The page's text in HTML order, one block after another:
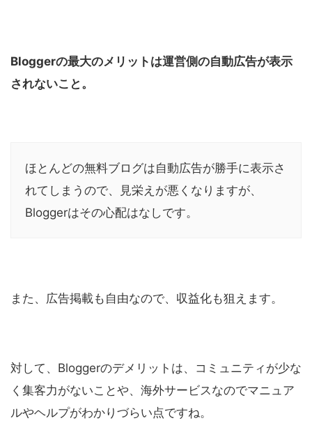
Bloggerの最大のメリットは運営側の自動広告が表示
されないこと。
ほとんどの無料ブログは自動広告が勝手に表示さ
れてしまうので、見栄えが悪くなりますが、
Bloggerはその心配はなしです。
また、広告掲載も自由なので、収益化も狙えます。
対して、Bloggerのデメリットは、コミュニティが少な
く集客力がないことや、海外サービスなのでマニュア
ルやヘルプがわかりづらい点ですね。